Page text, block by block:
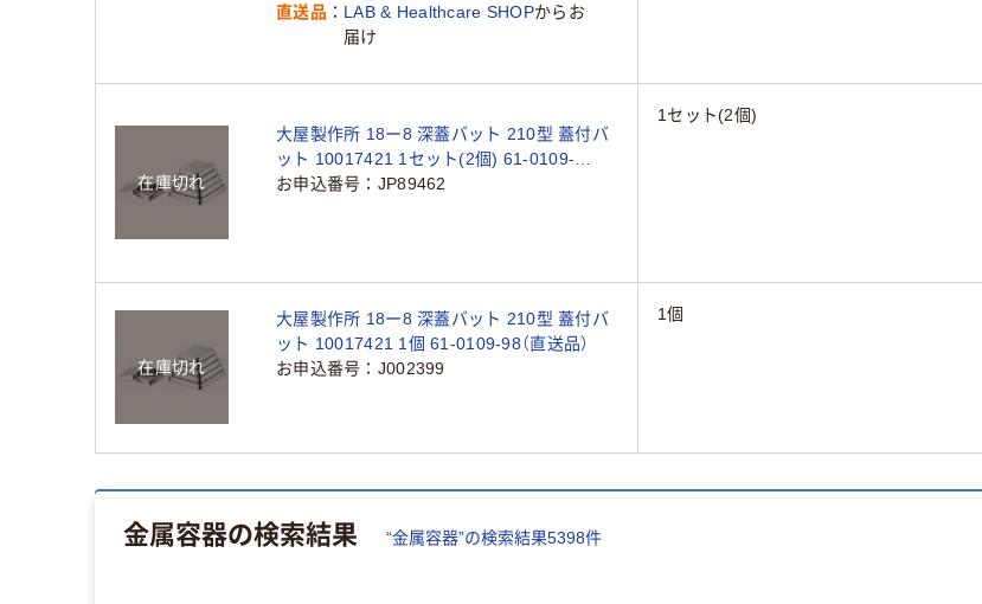
直送品
LAB & Healthcare SHOPからお
届け
在庫切れ
大屋製作所 18ー8 深蓋バット 210型 蓋付バ
ット 10017421 1セット(2個) 61-0109-
98（直送品）
お申込番号 JP89462
1セット(2個)
在庫切れ
大屋製作所 18ー8 深蓋バット 210型 蓋付バ
ット 10017421 1個 61-0109-98（直送品）
お申込番号
J002399
1個
金属容器の検索結果 “金属容器”の検索結果5398件